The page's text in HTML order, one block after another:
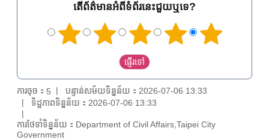
តើព័ត៌មានអំពីទំព័រនេះជួយឬទេ?
ការចុច： 5
បន្ទាន់សម័យទិន្នន័យ：2026-07-06 13:33
ទិដ្ឋភាពទិន្នន័យ：2026-07-06 13:33
ការថែទាំទិន្នន័យ：Department of Civil Affairs,Taipei City
Government